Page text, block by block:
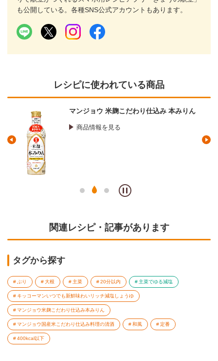
も公開している。各種SNS公式アカウントもあります。
レシピに使われている商品
ウ 米麹こだわり仕込み 本みりん
報を見る
マンジョ
商品情報
関連レシピ・記事があります
タグから探す
ぶり 大根 主菜 20分以内 主菜でゆる減塩
キッコーマンいつでも新鮮味わいリッチ減塩しょうゆ
マンジョウ米麹こだわり仕込み本みりん
マンジョウ国産米こだわり仕込み料理の清酒 和風 定番
400kcal以下